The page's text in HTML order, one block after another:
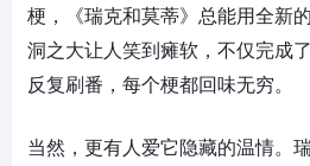
梗，《瑞克和莫蒂》总能用全新
洞之大让人笑到瘫软，不仅完成
反复刷番，每个梗都回味无穷。
当然，更有人爱它隐藏的温情。